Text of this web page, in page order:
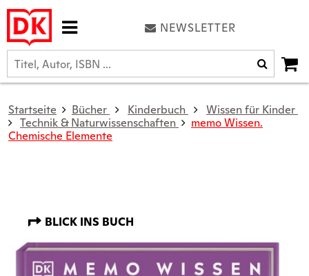
NEWSLETTER
Startseite Bücher Kinderbuch
Wissen für Kinder
Technik & Naturwissenschaften
memo Wissen.
Chemische Elemente
BLICK INS BUCH